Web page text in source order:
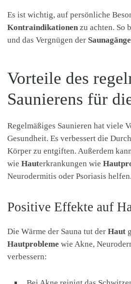
Es ist wichtig, auf persönliche
Kontraindikationen zu achten. So
und das Vergnügen der Saunagänge
Vorteile des
Saunierens für
Regelmäßiges Saunieren hat viele
Gesundheit. Es verbessert die
Körper zu entgiften. Außerdem
wie Hauterkrankungen wie
Neurodermitis oder Psoriasis helfen.
Positive Effekte auf
Die Wärme der Sauna tut der Haut
Hautprobleme wie Akne,
verbessern: